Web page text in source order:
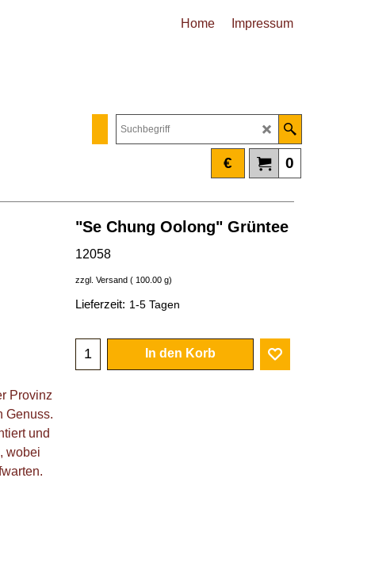
Home Impressum
0
€
"Se Chung Oolong" Grüntee
12058
zzgl. Versand 100.00 g
Lieferzeit: 1-5 Tagen
In den Korb
Provinz
Genuss.
und
wobei